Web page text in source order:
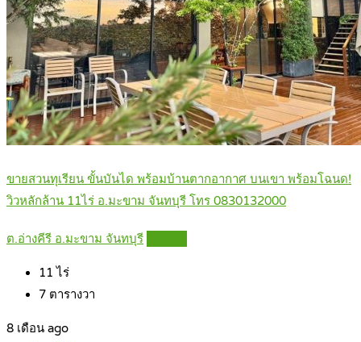
ขายสวนทุเรียน ขั้นบันได พร้อมบ้านตากอากาศ บนเขา พร้อมโฉนด!
วิวหลักล้าน 11ไร่ อ.มะขาม จันทบุรี โทร 0830132000
ต.อ่างคีรี อ.มะขาม จันทบุรี
11 ไร่
7 ตารางวา
8 เดือน ago